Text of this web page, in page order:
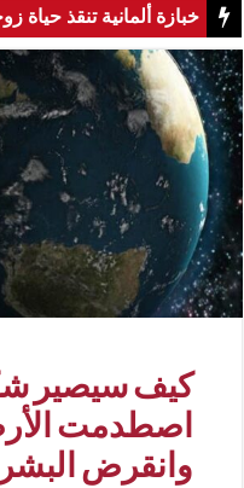
خبازة ألمانية تنقذ حياة
كيف سيصير
اصطدمت
وانقرض